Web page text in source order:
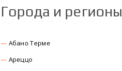
Города и регионы
Абано Терме
Ареццо